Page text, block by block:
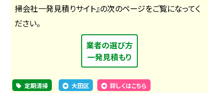
掃会社一発見積りサイト』の次のページをご覧になってく
ださい。
業者の選び方
一発見積もり
定期清掃 大田区 詳しくはこちら